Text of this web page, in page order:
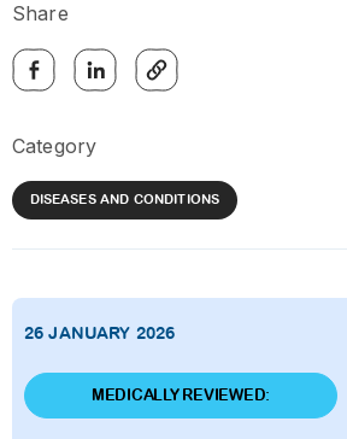
Share
Category
DISEASES AND CONDITIONS
26 JANUARY 2026
MEDICALLY REVIEWED: